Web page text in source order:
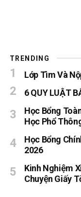
TRENDING
Lớp Tìm Và
6 QUY LUẬT
Học Bổng
Học Phổ
Học Bổng
2026
Kinh Nghiệm
Chuyện Giấy